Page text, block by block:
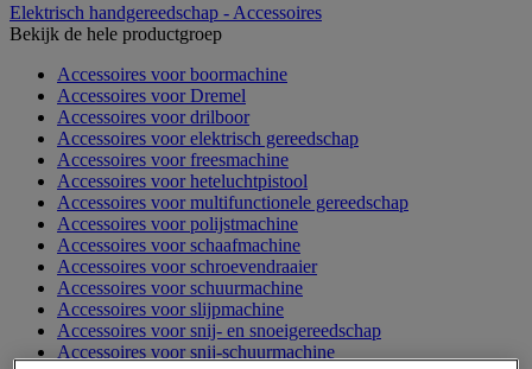
Elektrisch handgereedschap - Accessoires
Bekijk de hele productgroep
Accessoires voor boormachine
Accessoires voor Dremel
Accessoires voor drilboor
Accessoires voor elektrisch gereedschap
Accessoires voor freesmachine
Accessoires voor heteluchtpistool
Accessoires voor multifunctionele gereedschap
Accessoires voor polijstmachine
Accessoires voor schaafmachine
Accessoires voor schroevendraaier
Accessoires voor schuurmachine
Accessoires voor slijpmachine
Accessoires voor snij- en snoeigereedschap
Accessoires voor snij-schuurmachine